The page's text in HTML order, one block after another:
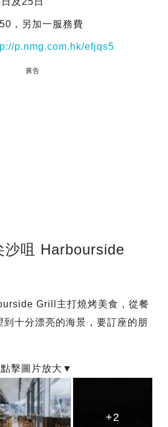
，另加一服務費
p.nmg.com.hk/efjqs5
廣告
沙咀 Harbourside
Grill主打燒烤美食，從餐
到十分漂亮的海景，要訂座的朋
+2
+2
+2